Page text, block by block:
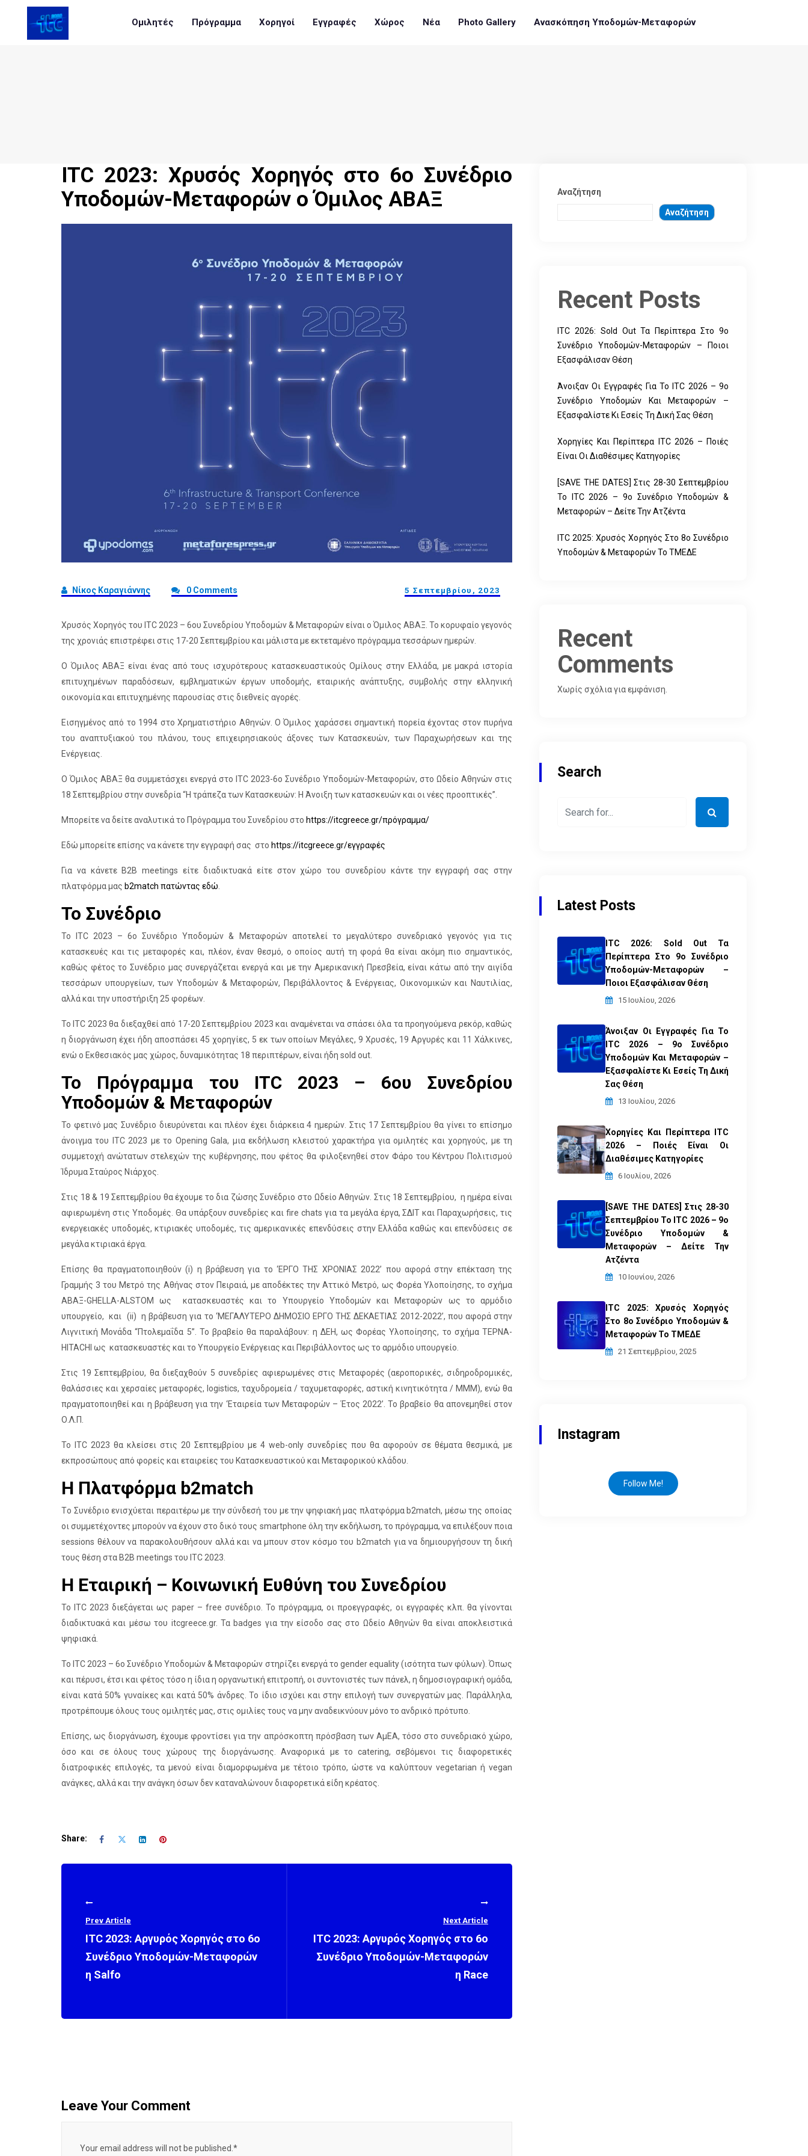
Ομιλητές Πρόγραμμα Χορηγοί Εγγραφές Χώρος Νέα Photo Gallery Ανασκόπηση Υποδομών-Μεταφορών
ITC 2023: Χρυσός Χορηγός στο 6ο Συνέδριο
Υποδομών-Μεταφορών ο Όμιλος ΑΒΑΞ
Νίκος Καραγιάννης 0 Comments 5 Σεπτεμβρίου, 2023
Χρυσός Χορηγός του ITC 2023 – 6ου Συνεδρίου Υποδομών & Μεταφορών είναι ο Όμιλος ΑΒΑΞ. Το κορυφαίο γεγονός
της χρονιάς επιστρέφει στις 17-20 Σεπτεμβρίου και μάλιστα με εκτεταμένο πρόγραμμα τεσσάρων ημερών.
O Όμιλος ΑΒΑΞ είναι ένας από τους ισχυρότερους κατασκευαστικούς Ομίλους στην Ελλάδα, με μακρά ιστορία
επιτυχημένων παραδόσεων, εμβληματικών έργων υποδομής, εταιρικής ανάπτυξης, συμβολής στην ελληνική
οικονομία και επιτυχημένης παρουσίας στις διεθνείς αγορές.
Εισηγμένος από το 1994 στο Χρηματιστήριο Αθηνών. O Όμιλος χαράσσει σημαντική πορεία έχοντας στον πυρήνα
του αναπτυξιακού του πλάνου, τους επιχειρησιακούς άξονες των Κατασκευών, των Παραχωρήσεων και της
Ενέργειας.
Ο Όμιλος ΑΒΑΞ θα συμμετάσχει ενεργά στο ITC 2023-6o Συνέδριο Υποδομών-Μεταφορών, στο Ωδείο Αθηνών στις
18 Σεπτεμβρίου στην συνεδρία “Η τράπεζα των Κατασκευών: Η Άνοιξη των κατασκευών και οι νέες προοπτικές”.
Μπορείτε να δείτε αναλυτικά το Πρόγραμμα του Συνεδρίου στο https://itcgreece.gr/πρόγραμμα/
Εδώ μπορείτε επίσης να κάνετε την εγγραφή σας στο https://itcgreece.gr/εγγραφές
Για να κάνετε B2B meetings είτε διαδικτυακά είτε στον χώρο του συνεδρίου κάντε την εγγραφή σας στην
πλατφόρμα μας b2match πατώντας εδώ
Το Συνέδριο
To ITC 2023 – 6ο Συνέδριο Υποδομών & Μεταφορών αποτελεί το μεγαλύτερο συνεδριακό γεγονός για τις
κατασκευές και τις μεταφορές και, πλέον, έναν θεσμό, ο οποίος αυτή τη φορά θα είναι ακόμη πιο σημαντικός,
καθώς φέτος το Συνέδριο μας συνεργάζεται ενεργά και με την Αμερικανική Πρεσβεία, είναι κάτω από την αιγίδα
τεσσάρων υπουργείων, των Υποδομών & Μεταφορών, Περιβάλλοντος & Ενέργειας, Οικονομικών και Ναυτιλίας,
αλλά και την υποστήριξη 25 φορέων.
Το ITC 2023 θα διεξαχθεί από 17-20 Σεπτεμβρίου 2023 και αναμένεται να σπάσει όλα τα προηγούμενα ρεκόρ, καθώς
η διοργάνωση έχει ήδη αποσπάσει 45 χορηγίες, 5 εκ των οποίων Μεγάλες, 9 Χρυσές, 19 Αργυρές και 11 Χάλκινες,
ενώ ο Εκθεσιακός μας χώρος, δυναμικότητας 18 περιπτέρων, είναι ήδη sold out.
Το Πρόγραμμα του ITC 2023 – 6ου Συνεδρίου
Υποδομών & Μεταφορών
Το φετινό μας Συνέδριο διευρύνεται και πλέον έχει διάρκεια 4 ημερών. Στις 17 Σεπτεμβρίου θα γίνει το επίσημο
άνοιγμα του ITC 2023 με το Opening Gala, μια εκδήλωση κλειστού χαρακτήρα για ομιλητές και χορηγούς, με τη
συμμετοχή ανώτατων στελεχών της κυβέρνησης, που φέτος θα φιλοξενηθεί στον Φάρο του Κέντρου Πολιτισμού
Ίδρυμα Σταύρος Νιάρχος.
Στις 18 & 19 Σεπτεμβρίου θα έχουμε το δια ζώσης Συνέδριο στο Ωδείο Αθηνών. Στις 18 Σεπτεμβρίου, η ημέρα είναι
αφιερωμένη στις Υποδομές. Θα υπάρξουν συνεδρίες και fire chats για τα μεγάλα έργα, ΣΔΙΤ και Παραχωρήσεις, τις
ενεργειακές υποδομές, κτιριακές υποδομές, τις αμερικανικές επενδύσεις στην Ελλάδα καθώς και επενδύσεις σε
μεγάλα κτιριακά έργα.
Επίσης θα πραγματοποιηθούν (i) η βράβευση για το ‘ΕΡΓΟ ΤΗΣ ΧΡΟΝΙΑΣ 2022’ που αφορά στην επέκταση της
Γραμμής 3 του Μετρό της Αθήνας στον Πειραιά, με αποδέκτες την Αττικό Μετρό, ως Φορέα Υλοποίησης, το σχήμα
ΑΒΑΞ-GHELLA-ALSTOM ως κατασκευαστές και το Υπουργείο Υποδομών και Μεταφορών ως το αρμόδιο
υπουργείο, και (ii) η βράβευση για το ‘ΜΕΓΑΛΥΤΕΡΟ ΔΗΜΟΣΙΟ ΕΡΓΟ ΤΗΣ ΔΕΚΑΕΤΙΑΣ 2012-2022’, που αφορά στην
Λιγνιτική Μονάδα “Πτολεμαΐδα 5”. Το βραβείο θα παραλάβουν: η ΔΕΗ, ως Φορέας Υλοποίησης, το σχήμα ΤΕΡΝΑ-
HITACHI ως κατασκευαστές και το Υπουργείο Ενέργειας και Περιβάλλοντος ως το αρμόδιο υπουργείο.
Στις 19 Σεπτεμβρίου, θα διεξαχθούν 5 συνεδρίες αφιερωμένες στις Μεταφορές (αεροπορικές, σιδηροδρομικές,
θαλάσσιες και χερσαίες μεταφορές, logistics, ταχυδρομεία / ταχυμεταφορές, αστική κινητικότητα / ΜΜΜ), ενώ θα
πραγματοποιηθεί και η βράβευση για την ‘Εταιρεία των Μεταφορών – Έτος 2022’. Το βραβείο θα απονεμηθεί στον
Ο.Λ.Π.
Το ITC 2023 θα κλείσει στις 20 Σεπτεμβρίου με 4 web-only συνεδρίες που θα αφορούν σε θέματα θεσμικά, με
εκπροσώπους από φορείς και εταιρείες του Κατασκευαστικού και Μεταφορικού κλάδου.
Η Πλατφόρμα b2match
Tο Συνέδριο ενισχύεται περαιτέρω με την σύνδεσή του με την ψηφιακή μας πλατφόρμα b2match, μέσω της οποίας
οι συμμετέχοντες μπορούν να έχουν στο δικό τους smartphone όλη την εκδήλωση, το πρόγραμμα, να επιλέξουν ποια
sessions θέλουν να παρακολουθήσουν αλλά και να μπουν στον κόσμο του b2match για να δημιουργήσουν τη δική
τους θέση στα B2B meetings του ITC 2023.
Η Εταιρική – Κοινωνική Ευθύνη του Συνεδρίου
Το ITC 2023 διεξάγεται ως paper – free συνέδριο. Το πρόγραμμα, οι προεγγραφές, οι εγγραφές κλπ. θα γίνονται
διαδικτυακά και μέσω του itcgreece.gr. Τα badges για την είσοδο σας στο Ωδείο Αθηνών θα είναι αποκλειστικά
ψηφιακά.
Το ITC 2023 – 6ο Συνέδριο Υποδομών & Μεταφορών στηρίζει ενεργά το gender equality (ισότητα των φύλων). Όπως
και πέρυσι, έτσι και φέτος τόσο η ίδια η οργανωτική επιτροπή, οι συντονιστές των πάνελ, η δημοσιογραφική ομάδα,
είναι κατά 50% γυναίκες και κατά 50% άνδρες. Το ίδιο ισχύει και στην επιλογή των συνεργατών μας. Παράλληλα,
προτρέπουμε όλους τους ομιλητές μας, στις ομιλίες τους να μην αναδεικνύουν μόνο το ανδρικό πρότυπο.
Επίσης, ως διοργάνωση, έχουμε φροντίσει για την απρόσκοπτη πρόσβαση των ΑμΕΑ, τόσο στο συνεδριακό χώρο,
όσο και σε όλους τους χώρους της διοργάνωσης. Αναφορικά με τo catering, σεβόμενοι τις διαφορετικές
διατροφικές επιλογές, τα μενού είναι διαμορφωμένα με τέτοιο τρόπο, ώστε να καλύπτουν vegetarian ή vegan
ανάγκες, αλλά και την ανάγκη όσων δεν καταναλώνουν διαφορετικά είδη κρέατος.
Share:
Prev Article
ITC 2023: Αργυρός Χορηγός στο 6ο
Συνέδριο Υποδομών-Μεταφορών
η Salfo
Next Article
ITC 2023: Αργυρός Χορηγός στο 6ο
Συνέδριο Υποδομών-Μεταφορών
η Race
Leave Your Comment
Your email address will not be published.*
Αναζήτηση
Αναζήτηση
Recent Posts
ITC 2026: Sold Out Τα Περίπτερα Στο 9ο
Συνέδριο Υποδομών-Μεταφορών – Ποιοι
Εξασφάλισαν Θέση
Άνοιξαν Οι Εγγραφές Για Το ITC 2026 – 9ο
Συνέδριο Υποδομών Και Μεταφορών –
Εξασφαλίστε Κι Εσείς Τη Δική Σας Θέση
Χορηγίες Και Περίπτερα ITC 2026 – Ποιές
Είναι Οι Διαθέσιμες Κατηγορίες
[SAVE THE DATES] Στις 28-30 Σεπτεμβρίου
Το ITC 2026 – 9ο Συνέδριο Υποδομών &
Μεταφορών – Δείτε Την Ατζέντα
ITC 2025: Χρυσός Χορηγός Στο 8ο Συνέδριο
Υποδομών & Μεταφορών Το ΤΜΕΔΕ
Recent
Comments
Χωρίς σχόλια για εμφάνιση.
Search
Latest Posts
ITC 2026: Sold Out Τα
Περίπτερα Στο 9ο Συνέδριο
Υποδομών-Μεταφορών –
Ποιοι Εξασφάλισαν Θέση
15 Ιουλίου, 2026
Άνοιξαν Οι Εγγραφές Για Το
ITC 2026 – 9ο Συνέδριο
Υποδομών Και Μεταφορών –
Εξασφαλίστε Κι Εσείς Τη Δική
Σας Θέση
13 Ιουλίου, 2026
Χορηγίες Και Περίπτερα ITC
2026 – Ποιές Είναι Οι
Διαθέσιμες Κατηγορίες
6 Ιουλίου, 2026
[SAVE THE DATES] Στις 28-30
Σεπτεμβρίου Το ITC 2026 – 9ο
Συνέδριο Υποδομών &
Μεταφορών – Δείτε Την
Ατζέντα
10 Ιουνίου, 2026
ITC 2025: Χρυσός Χορηγός
Στο 8ο Συνέδριο Υποδομών &
Μεταφορών Το ΤΜΕΔΕ
21 Σεπτεμβρίου, 2025
Instagram
Follow Me!